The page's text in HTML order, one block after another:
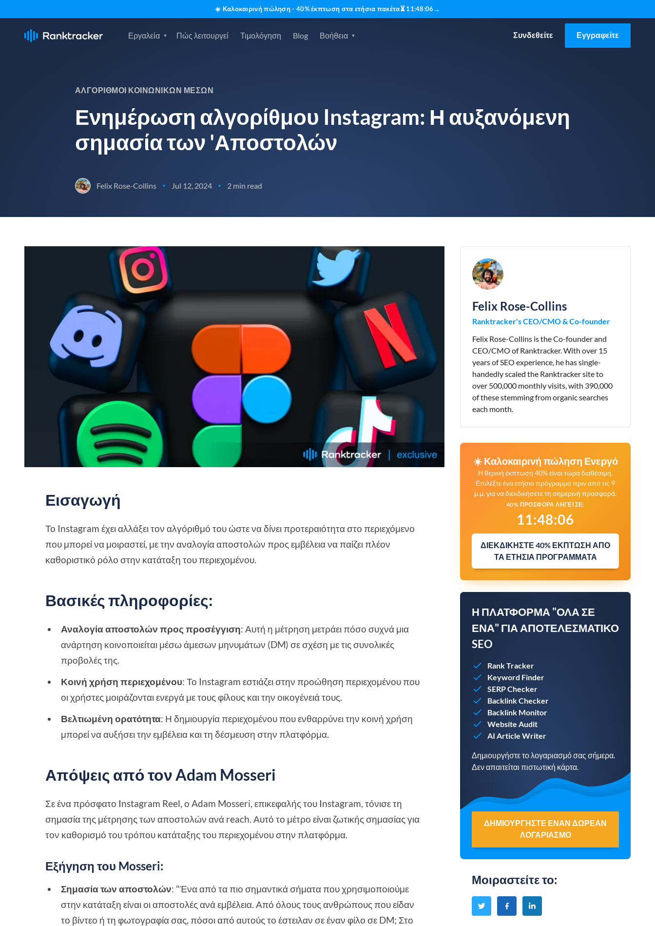
☀️ Καλοκαιρινή πώληση - 40% έκπτωση στα ετήσια πακέτα⏳11:48:04 →
Εργαλεία Πώς λειτουργεί Τιμολόγηση Blog Βοήθεια Συνδεθείτε Εγγραφείτε
ΑΛΓΌΡΙΘΜΟΙ ΚΟΙΝΩΝΙΚΏΝ ΜΈΣΩΝ
Ενημέρωση αλγορίθμου Instagram: Η αυξανόμενη
σημασία των 'Αποστολών
Felix Rose-Collins • Jul 12, 2024 • 2 min read
Εισαγωγή
Το Instagram έχει αλλάξει τον αλγόριθμό του ώστε να δίνει προτεραιότητα στο περιεχόμενο
που μπορεί να μοιραστεί, με την αναλογία αποστολών προς εμβέλεια να παίζει πλέον
καθοριστικό ρόλο στην κατάταξη του περιεχομένου.
Βασικές πληροφορίες:
Αναλογία αποστολών προς προσέγγιση: Αυτή η μέτρηση μετράει πόσο συχνά μια
ανάρτηση κοινοποιείται μέσω άμεσων μηνυμάτων (DM) σε σχέση με τις συνολικές
προβολές της.
Κοινή χρήση περιεχομένου: Το Instagram εστιάζει στην προώθηση περιεχομένου που
οι χρήστες μοιράζονται ενεργά με τους φίλους και την οικογένειά τους.
Βελτιωμένη ορατότητα: Η δημιουργία περιεχομένου που ενθαρρύνει την κοινή χρήση
μπορεί να αυξήσει την εμβέλεια και τη δέσμευση στην πλατφόρμα.
Απόψεις από τον Adam Mosseri
Σε ένα πρόσφατο Instagram Reel, ο Adam Mosseri, επικεφαλής του Instagram, τόνισε τη
σημασία της μέτρησης των αποστολών ανά reach. Αυτό το μέτρο είναι ζωτικής σημασίας για
τον καθορισμό του τρόπου κατάταξης του περιεχομένου στην πλατφόρμα.
Εξήγηση του Mosseri:
Σημασία των αποστολών: "Ένα από τα πιο σημαντικά σήματα που χρησιμοποιούμε
στην κατάταξη είναι οι αποστολές ανά εμβέλεια. Από όλους τους ανθρώπους που είδαν
το βίντεο ή τη φωτογραφία σας, πόσοι από αυτούς το έστειλαν σε έναν φίλο σε DM; Στο
Felix Rose-Collins
Ranktracker's CEO/CMO & Co-founder
Felix Rose-Collins is the Co-founder and
CEO/CMO of Ranktracker. With over 15
years of SEO experience, he has single-
handedly scaled the Ranktracker site to
over 500,000 monthly visits, with 390,000
of these stemming from organic searches
each month.
☀️ Καλοκαιρινή πώληση Ενεργό
Η θερινή έκπτωση 40% είναι τώρα διαθέσιμη.
Επιλέξτε ένα ετήσιο πρόγραμμα πριν από τις 9
μ.μ. για να διεκδικήσετε τη σημερινή προσφορά.
40% ΠΡΟΣΦΟΡΆ ΛΉΓΕΙ ΣΕ:
11:48:04
ΔΙΕΚΔΙΚΉΣΤΕ 40% ΈΚΠΤΩΣΗ ΑΠΌ
ΤΑ ΕΤΉΣΙΑ ΠΡΟΓΡΆΜΜΑΤΑ
Η ΠΛΑΤΦΌΡΜΑ "ΌΛΑ ΣΕ
ΈΝΑ" ΓΙΑ ΑΠΟΤΕΛΕΣΜΑΤΙΚΌ
SEO
Rank Tracker
Keyword Finder
SERP Checker
Backlink Checker
Backlink Monitor
Website Audit
AI Article Writer
Δημιουργήστε το λογαριασμό σας σήμερα.
Δεν απαιτείται πιστωτική κάρτα.
ΔΗΜΙΟΥΡΓΉΣΤΕ ΈΝΑΝ ΔΩΡΕΆΝ
ΛΟΓΑΡΙΑΣΜΌ
Μοιραστείτε το: